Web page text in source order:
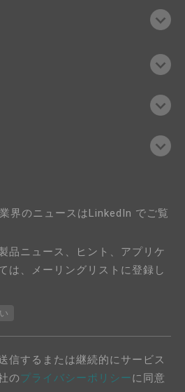
界のニュースはLinkedIn でご覧
品ニュース、ヒント、アプリケ
は、メーリングリストに登録し
信するまたは継続的にサービス
のプライバシーポリシーに同意